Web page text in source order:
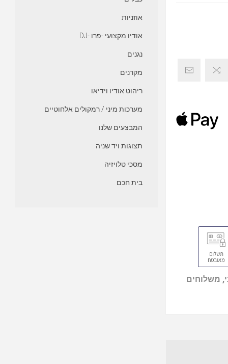
משלוחים
אוזניות
אודיו מקצועי -פרו -DJ
נגנים
מקרנים
ריהוט אודיו וידיאו
מערכות מיני / רמקולים אלחוטיים
המבצעים שלנו
תצוגות ויד שניה
מסכי טלויזיה
בית חכם